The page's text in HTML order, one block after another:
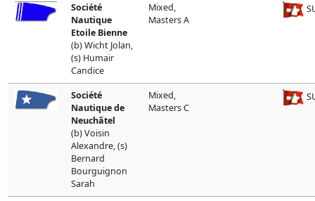
Société
Nautique
Etoile Bienne
(b) Wicht Jolan,
(s) Humair
Candice
Mixed,
Masters A
Société
Nautique de
Neuchâtel
(b) Voisin
Alexandre, (s)
Bernard
Bourguignon
Sarah
Mixed,
Masters C